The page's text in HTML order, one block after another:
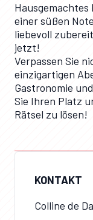
KONTAKT
Colline de
Hausgemachtes
einer süßen
liebevoll
jetzt!
Verpassen Sie
einzigartigen
Gastronomie
Sie Ihren Platz
Rätsel zu lösen!